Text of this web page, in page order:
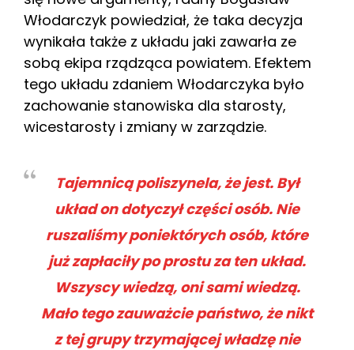
Włodarczyk powiedział, że taka decyzja
wynikała także z układu jaki zawarła ze
sobą ekipa rządząca powiatem. Efektem
tego układu zdaniem Włodarczyka było
zachowanie stanowiska dla starosty,
wicestarosty i zmiany w zarządzie.
Tajemnicą poliszynela, że jest. Był
układ on dotyczył części osób. Nie
ruszaliśmy poniektórych osób, które
już zapłaciły po prostu za ten układ.
Wszyscy wiedzą, oni sami wiedzą.
Mało tego zauważcie państwo, że nikt
z tej grupy trzymającej władzę nie